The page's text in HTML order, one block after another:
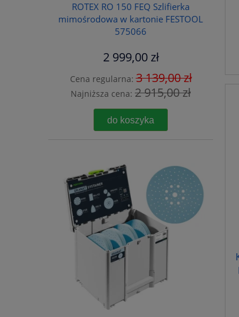
ROTEX RO 150 FEQ Szlifierka
mimośrodowa w kartonie FESTOOL
575066
2 999,00 zł
Cena regularna:3 139,00 zł
Najniższa cena: 2 915,00 zł
do koszyka